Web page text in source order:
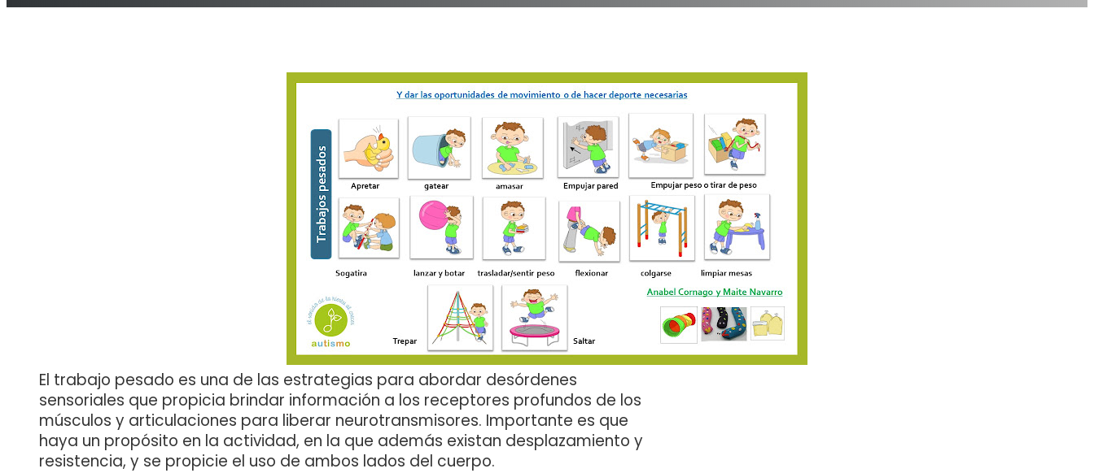
El trabajo pesado es una de las estrategias para abordar desórdenes
sensoriales que propicia brindar información a los receptores profundos de los
músculos y articulaciones para liberar neurotransmisores. Importante es que
haya un propósito en la actividad, en la que además existan desplazamiento y
resistencia, y se propicie el uso de ambos lados del cuerpo.